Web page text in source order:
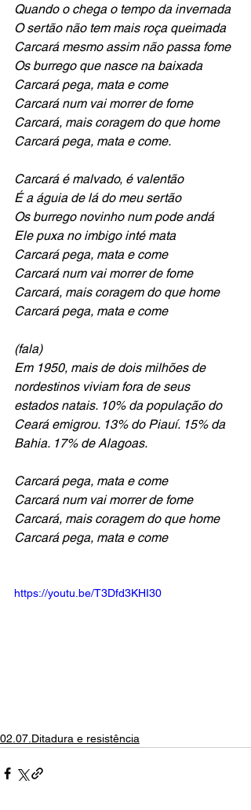
Quando o chega o tempo da invernada
O sertão não tem mais roça queimada
Carcará mesmo assim não passa fome
Os burrego que nasce na baixada
Carcará pega, mata e come
Carcará num vai morrer de fome
Carcará, mais coragem do que home
Carcará pega, mata e come.
Carcará é malvado, é valentão
É a águia de lá do meu sertão
Os burrego novinho num pode andá
Ele puxa no imbigo inté mata
Carcará pega, mata e come
Carcará num vai morrer de fome
Carcará, mais coragem do que home
Carcará pega, mata e come
(fala)
Em 1950, mais de dois milhões de
nordestinos viviam fora de seus
estados natais. 10% da população do
Ceará emigrou. 13% do Piauí. 15% da
Bahia. 17% de Alagoas.
Carcará pega, mata e come
Carcará num vai morrer de fome
Carcará, mais coragem do que home
Carcará pega, mata e come
https://youtu.be/T3Dfd3KHI30
02.07.Ditadura e resistência